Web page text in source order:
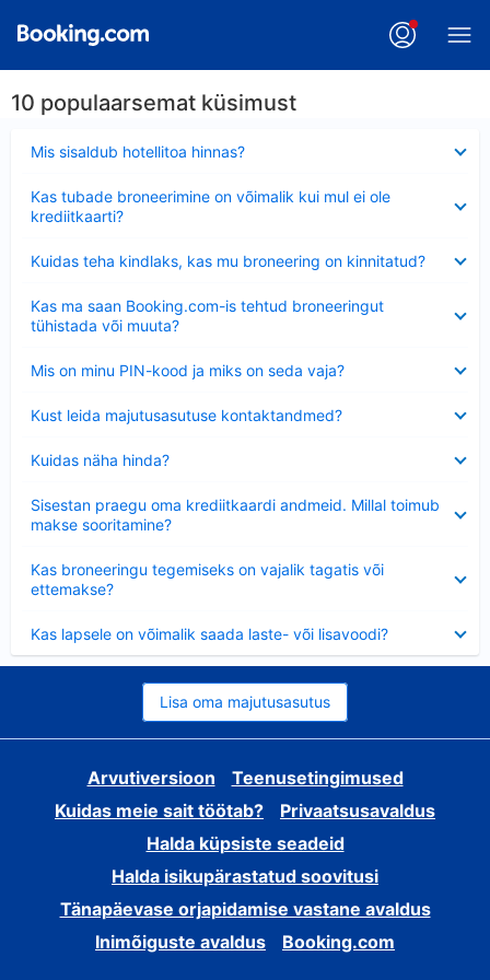
10 populaarsemat küsimust
Mis sisaldub hotellitoa hinnas?
Kas tubade broneerimine on võimalik kui mul ei ole
krediitkaarti?
Kuidas teha kindlaks, kas mu broneering on kinnitatud?
Kas ma saan Booking.com-is tehtud broneeringut
tühistada või muuta?
Mis on minu PIN-kood ja miks on seda vaja?
Kust leida majutusasutuse kontaktandmed?
Kuidas näha hinda?
Sisestan praegu oma krediitkaardi andmeid. Millal toimub
makse sooritamine?
Kas broneeringu tegemiseks on vajalik tagatis või
ettemakse?
Kas lapsele on võimalik saada laste- või lisavoodi?
Lisa oma majutusasutus
Arvutiversioon
Teenusetingimused
Kuidas meie sait töötab?
Privaatsusavaldus
Halda küpsiste seadeid
Halda isikupärastatud soovitusi
Tänapäevase orjapidamise vastane avaldus
Inimõiguste avaldus
Booking.com